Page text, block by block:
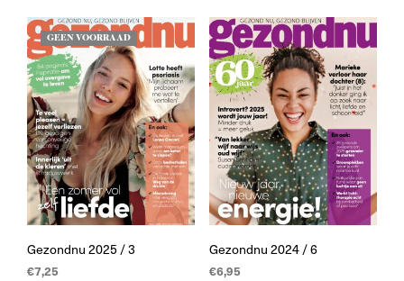
GEEN VOORRAAD
Gezondnu 2025 / 3
€7,25
Gezondnu 2024 / 6
€6,95